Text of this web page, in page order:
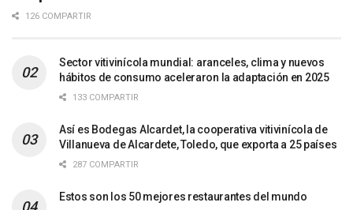
126 COMPARTIR
Sector vitivinícola mundial: aranceles, clima y nuevos
hábitos de consumo aceleraron la adaptación en 2025
133 COMPARTIR
Así es Bodegas Alcardet, la cooperativa vitivinícola de
Villanueva de Alcardete, Toledo, que exporta a 25 países
287 COMPARTIR
Estos son los 50 mejores restaurantes del mundo